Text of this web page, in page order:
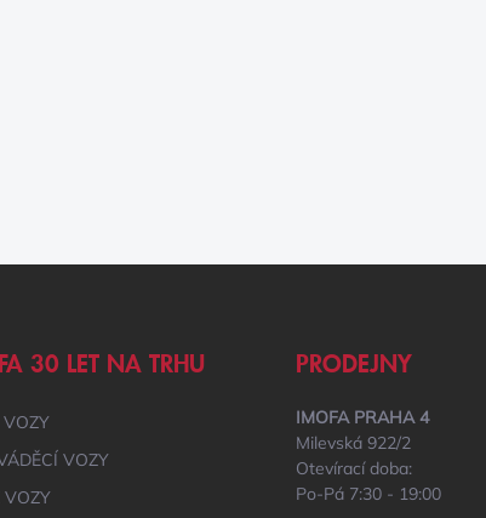
30 LET NA TRHU
VOZY
VOZY
PRODEJNY
IMOFA PRAHA 4
Milevská 922/2
Otevírací doba:
Po-Pá 7:30 - 19:00